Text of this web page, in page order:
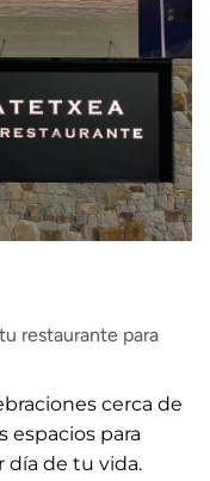
restaurante para
cerca de
espacios para
día de tu vida.